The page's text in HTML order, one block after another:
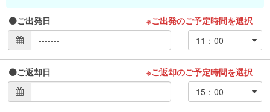
ご出発日 ※ご出発のご予定時間を選択
ご返却日 ※ご返却のご予定時間を選択